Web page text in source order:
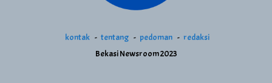
kontak tentang pedoman
redaksi
Bekasi Newsroom 2023